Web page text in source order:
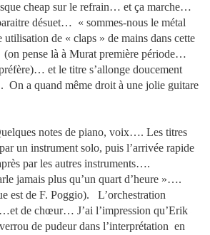
cheap sur le refrain… et ça marche…
désuet… « sommes-nous le métal
utilisation de « claps » de mains dans cette
(on pense là à Murat première période…
et le titre s’allonge doucement
On a quand même droit à une jolie guitare
notes de piano, voix…. Les titres
un instrument solo, puis l’arrivée rapide
par les autres instruments….
jamais plus qu’un quart d’heure »….
est de F. Poggio).
L’orchestration
de chœur… J’ai l’impression qu’Erik
de pudeur dans l’interprétation en